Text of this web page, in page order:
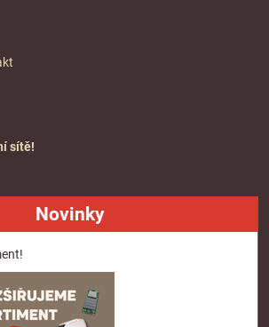
sítě!
Novinky